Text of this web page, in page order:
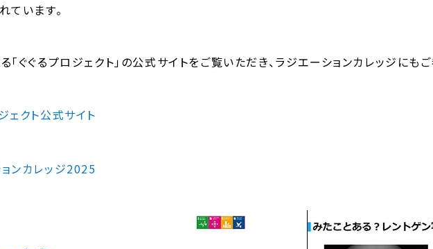
ています。
「ぐぐるプロジェクト」の公式サイトをご覧いただき、ラジエーションカレッジにも
ェクト公式サイト
ンカレッジ2025